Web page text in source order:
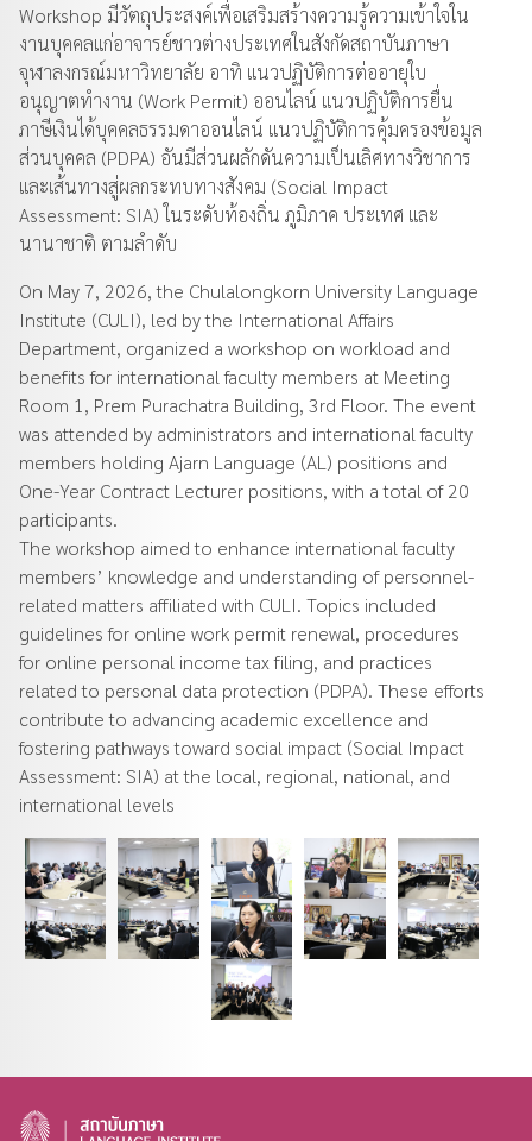
Workshop มีวัตถุประสงค์เพื่อเสริมสร้างความรู้ความเข้าใจใน
งานบุคคลแก่อาจารย์ชาวต่างประเทศในสังกัดสถาบันภาษา
จุฬาลงกรณ์มหาวิทยาลัย อาทิ แนวปฏิบัติการต่ออายุใบ
อนุญาตทำงาน (Work Permit) ออนไลน์ แนวปฏิบัติการยื่น
ภาษีเงินได้บุคคลธรรมดาออนไลน์ แนวปฏิบัติการคุ้มครองข้อมูล
ส่วนบุคคล (PDPA) อันมีส่วนผลักดันความเป็นเลิศทางวิชาการ
และเส้นทางสู่ผลกระทบทางสังคม (Social Impact
Assessment: SIA) ในระดับท้องถิ่น ภูมิภาค ประเทศ และ
นานาชาติ ตามลำดับ
On May 7, 2026, the Chulalongkorn University Language
Institute (CULI), led by the International Affairs
Department, organized a workshop on workload and
benefits for international faculty members at Meeting
Room 1, Prem Purachatra Building, 3rd Floor. The event
was attended by administrators and international faculty
members holding Ajarn Language (AL) positions and
One-Year Contract Lecturer positions, with a total of 20
participants.
The workshop aimed to enhance international faculty
members’ knowledge and understanding of personnel-
related matters affiliated with CULI. Topics included
guidelines for online work permit renewal, procedures
for online personal income tax filing, and practices
related to personal data protection (PDPA). These efforts
contribute to advancing academic excellence and
fostering pathways toward social impact (Social Impact
Assessment: SIA) at the local, regional, national, and
international levels